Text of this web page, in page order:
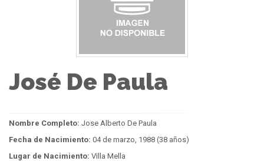
José De Paula
Nombre Completo: Jose Alberto De Paula
Fecha de Nacimiento: 04 de marzo, 1988 (38 años)
Lugar de Nacimiento: Villa Mella